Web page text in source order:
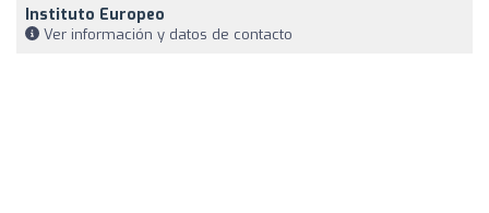
Instituto Europeo
Ver información y datos de contacto